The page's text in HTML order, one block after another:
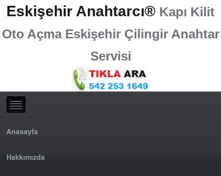
Eskişehir Anahtarcı® Kapı Kilit
Oto Açma Eskişehir Çilingir Anahtar
Servisi
Anasayfa
Hakkımızda